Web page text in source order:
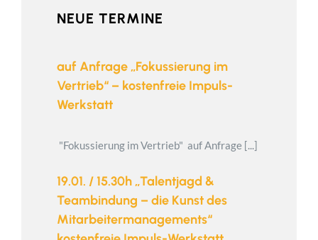
NEUE TERMINE
auf Anfrage „Fokussierung im
Vertrieb“ – kostenfreie Impuls-
Werkstatt
"Fokussierung im Vertrieb" auf Anfrage [...]
19.01. / 15.30h „Talentjagd &
Teambindung – die Kunst des
Mitarbeitermanagements“